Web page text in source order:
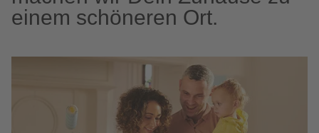
einem schöneren Ort.